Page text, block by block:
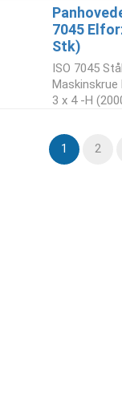
7045
Stk)
ISO 7045
Maskinskrue
3 x 4 -H
1 2